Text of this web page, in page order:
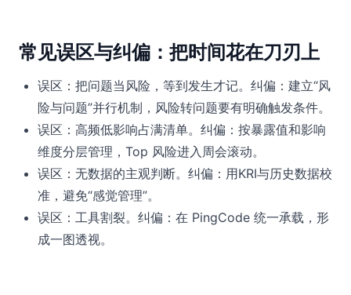
常见误区与纠偏：把时间花在刀刃上
误区：把问题当风险，等到发生才记。纠偏：建立“风
险与问题”并行机制，风险转问题要有明确触发条件。
误区：高频低影响占满清单。纠偏：按暴露值和影响
维度分层管理，Top 风险进入周会滚动。
误区：无数据的主观判断。纠偏：用KRI与历史数据校
准，避免“感觉管理”。
误区：工具割裂。纠偏：在 PingCode 统一承载，形
成一图透视。